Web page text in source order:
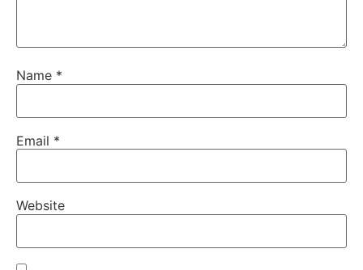
Name *
Email *
Website